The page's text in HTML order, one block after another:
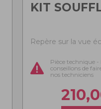
KIT
Repère sur la vue
Pièce technique -
conseillons de
nos techniciens